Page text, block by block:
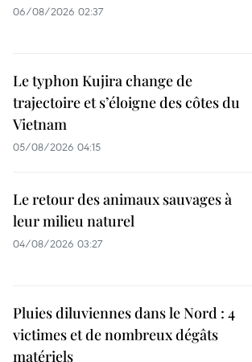
06/08/2026 02:37
Le typhon Kujira change de
trajectoire et s’éloigne des côtes du
Vietnam
05/08/2026 04:15
Le retour des animaux sauvages à
leur milieu naturel
04/08/2026 03:27
Pluies diluviennes dans le Nord : 4
victimes et de nombreux dégâts
matériels